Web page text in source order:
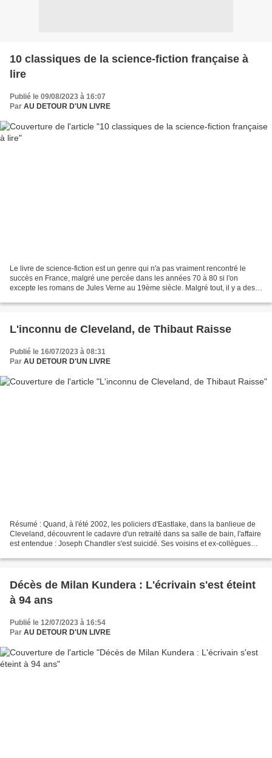
10 classiques de la science-fiction française à
lire
Publié le 09/08/2023 à 16:07
Par AU DETOUR D'UN LIVRE
Le livre de science-fiction est un genre qui n'a pas vraiment rencontré le
succès en France, malgré une percée dans les années 70 à 80 si l'on
excepte les romans de Jules Verne au 19ème siècle. Malgré tout, il y a des
L'inconnu de Cleveland, de Thibaut Raisse
Publié le 16/07/2023 à 08:31
Par AU DETOUR D'UN LIVRE
Résumé : Quand, à l'été 2002, les policiers d'Eastlake, dans la banlieue de
Cleveland, découvrent le cadavre d'un retraité dans sa salle de bain, l'affaire
est entendue : Joseph Chandler s'est suicidé. Ses voisins et ex-collègues
Décès de Milan Kundera : L'écrivain s'est éteint
à 94 ans
Publié le 12/07/2023 à 16:54
Par AU DETOUR D'UN LIVRE